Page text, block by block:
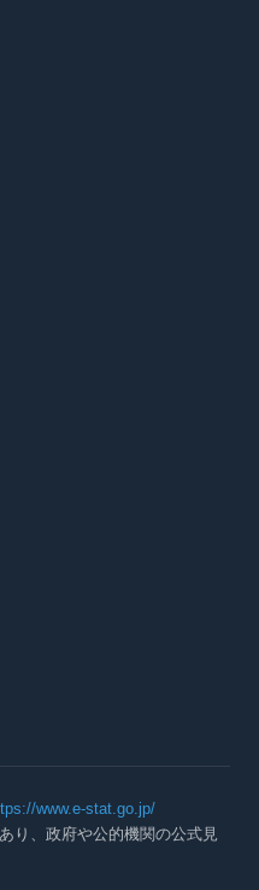
www.e-stat.go.jp/
り、政府や公的機関の公式見